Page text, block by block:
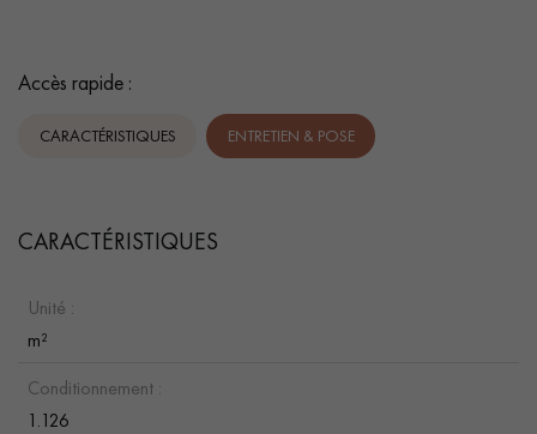
Accès rapide :
CARACTÉRISTIQUES ENTRETIEN & POSE
CARACTÉRISTIQUES
Unité :
m²
Conditionnement :
1.126